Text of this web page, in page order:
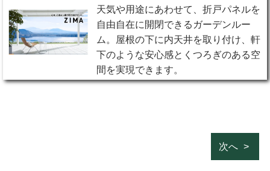
天気や用途にあわせて、折戸パネルを
自由自在に開閉できるガーデンルー
ム。屋根の下に内天井を取り付け、軒
下のような安心感とくつろぎのある空
間を実現できます。
次へ